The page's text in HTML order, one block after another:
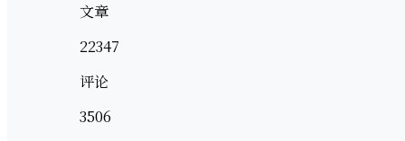
文章
22347
评论
3506